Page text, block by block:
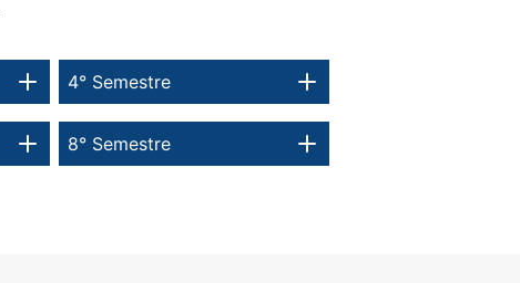
8° Semestre
4° Semestre